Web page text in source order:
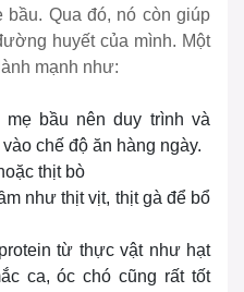
Qua đó, nó còn giúp
huyết của mình. Một
mạnh như:
bầu nên duy trình và
chế độ ăn hàng ngày.
thịt bò
như thịt vịt, thịt gà để bổ
từ thực vật như hạt
ca, óc chó cũng rất tốt